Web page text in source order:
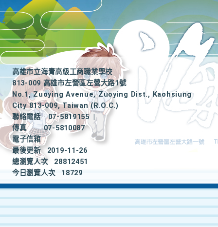
高雄市立海青高級工商職業學校
813-009 高雄市左營區左營大路1號
No.1, Zuoying Avenue, Zuoying Dist., Kaohsiung
City 813-009, Taiwan (R.O.C.)
聯絡電話
07-5819155
|
傳真
07-5810087
電子信箱
最後更新
2019-11-26
總瀏覽人次
28812451
今日瀏覽人次
18729